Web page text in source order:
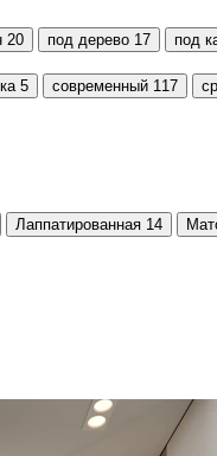
20 под дерево 17 под
5 современный 117
Лаппатированная 14